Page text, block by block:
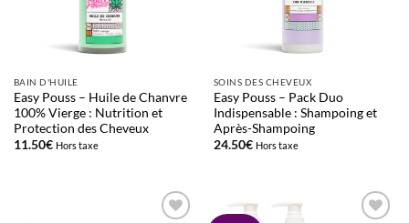
BAIN D'HUILE
Easy Pouss – Huile de Chanvre
100% Vierge : Nutrition et
Protection des Cheveux
11.50€ Hors taxe
SOINS DES CHEVEUX
Easy Pouss – Pack Duo
Indispensable : Shampoing et
Après-Shampoing
24.50€ Hors taxe